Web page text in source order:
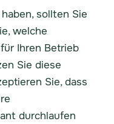
sollten Sie
welche
Ihren Betrieb
Sie diese
Sie, dass
durchlaufen